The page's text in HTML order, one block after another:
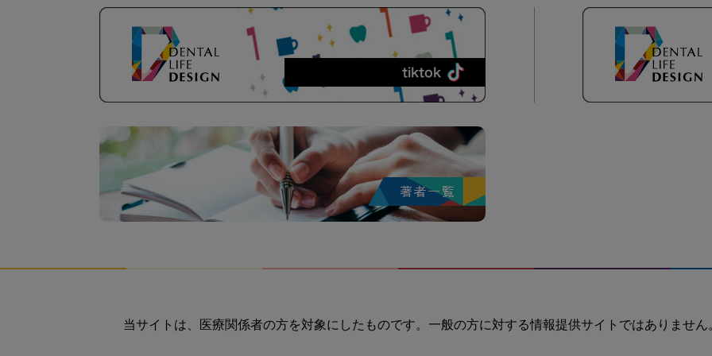
当サイトは、医療関係者の方を対象にしたものです。一般の方に対する情報提供サイトではありません